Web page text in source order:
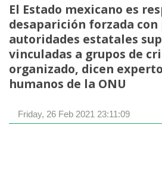
El Estado mexicano es
desaparición forzada
autoridades estatales
vinculadas a grupos de
organizado, dicen
humanos de la ONU
Friday, 26 Feb 2021 23:11:09